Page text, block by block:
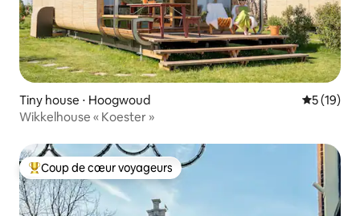
Tiny house ⋅ Hoogwoud
5 (19)
Wikkelhouse « Koester »
Coups de cœur voyageurs les plus appréciés
Coup de cœur voyageurs